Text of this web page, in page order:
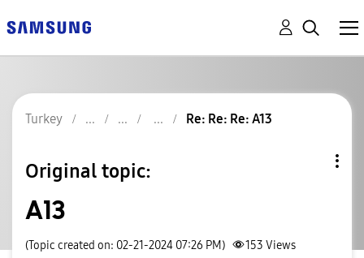
Turkey Re: Re: Re: A13
Original topic:
A13
(Topic created on: 02-21-2024 07:26 PM) 153 Views